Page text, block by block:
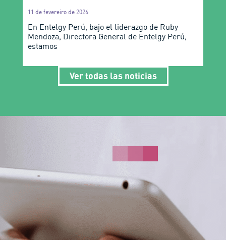
11 de fevereiro de 2026
En Entelgy Perú, bajo el liderazgo de Ruby
Mendoza, Directora General de Entelgy Perú,
estamos
Ver todas las noticias